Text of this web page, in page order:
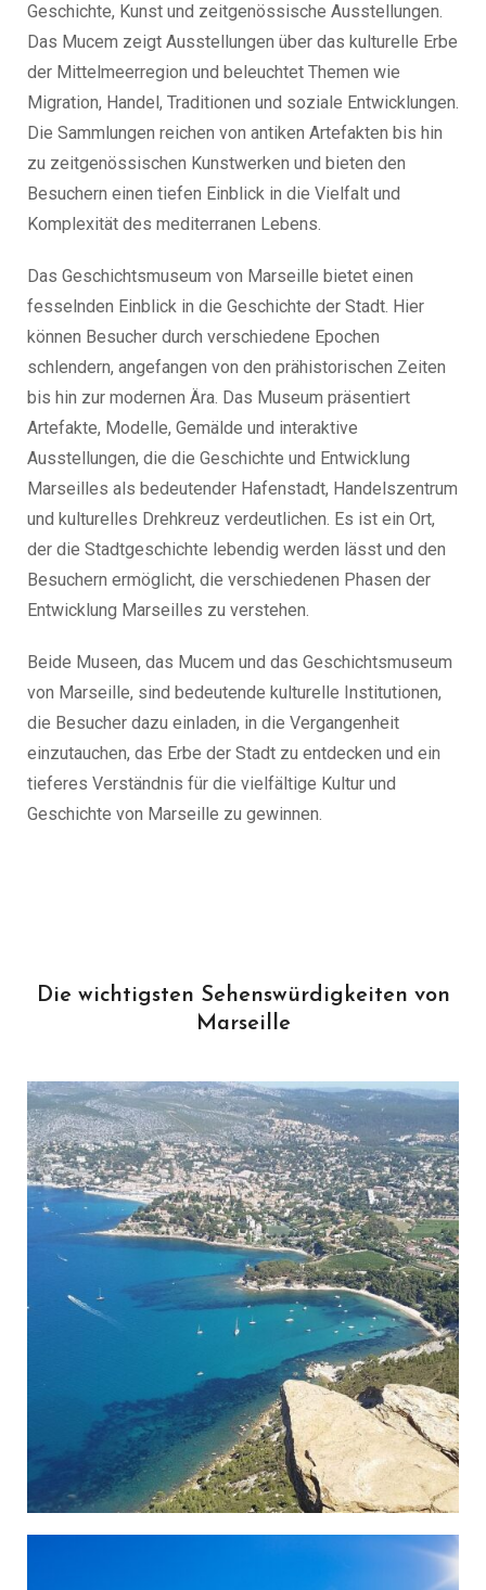
Geschichte, Kunst und zeitgenössische Ausstellungen.
Das Mucem zeigt Ausstellungen über das kulturelle Erbe
der Mittelmeerregion und beleuchtet Themen wie
Migration, Handel, Traditionen und soziale Entwicklungen.
Die Sammlungen reichen von antiken Artefakten bis hin
zu zeitgenössischen Kunstwerken und bieten den
Besuchern einen tiefen Einblick in die Vielfalt und
Komplexität des mediterranen Lebens.
Das Geschichtsmuseum von Marseille bietet einen
fesselnden Einblick in die Geschichte der Stadt. Hier
können Besucher durch verschiedene Epochen
schlendern, angefangen von den prähistorischen Zeiten
bis hin zur modernen Ära. Das Museum präsentiert
Artefakte, Modelle, Gemälde und interaktive
Ausstellungen, die die Geschichte und Entwicklung
Marseilles als bedeutender Hafenstadt, Handelszentrum
und kulturelles Drehkreuz verdeutlichen. Es ist ein Ort,
der die Stadtgeschichte lebendig werden lässt und den
Besuchern ermöglicht, die verschiedenen Phasen der
Entwicklung Marseilles zu verstehen.
Beide Museen, das Mucem und das Geschichtsmuseum
von Marseille, sind bedeutende kulturelle Institutionen,
die Besucher dazu einladen, in die Vergangenheit
einzutauchen, das Erbe der Stadt zu entdecken und ein
tieferes Verständnis für die vielfältige Kultur und
Geschichte von Marseille zu gewinnen.
Die wichtigsten Sehenswürdigkeiten von
Marseille